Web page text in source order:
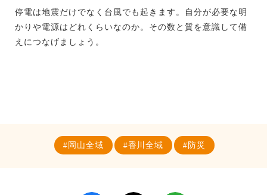
停電は地震だけでなく台風でも起きます。自分が必要な明
かりや電源はどれくらいなのか。その数と質を意識して備
えにつなげましょう。
岡山全域 香川全域 防災